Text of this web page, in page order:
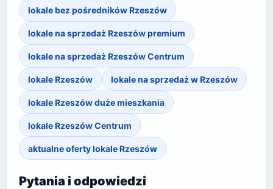
lokale bez pośredników Rzeszów
lokale na sprzedaż Rzeszów premium
lokale na sprzedaż Rzeszów Centrum
lokale Rzeszów lokale na sprzedaż w Rzeszów
lokale Rzeszów duże mieszkania
lokale Rzeszów Centrum
aktualne oferty lokale Rzeszów
Pytania i odpowiedzi